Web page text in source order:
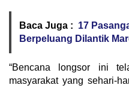
Baca Juga : 17
Berpeluang Dilantik
“Bencana longsor ini
masyarakat yang sehari-